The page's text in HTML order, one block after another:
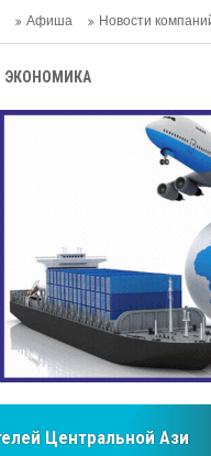
Афиша Новости
ЭКОНОМИКА